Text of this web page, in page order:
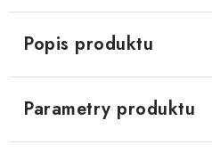
Popis produktu
Parametry produktu